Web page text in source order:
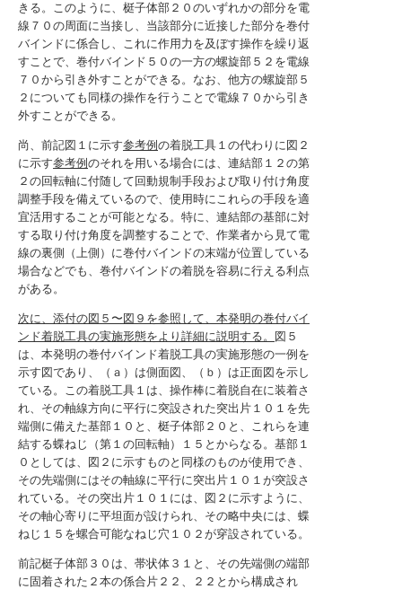
きる。このように、梃子体部２０のいずれかの部分を電
線７０の周面に当接し、当該部分に近接した部分を巻付
バインドに係合し、これに作用力を及ぼす操作を繰り返
すことで、巻付バインド５０の一方の螺旋部５２を電線
７０から引き外すことができる。なお、他方の螺旋部５
２についても同様の操作を行うことで電線７０から引き
外すことができる。
尚、前記図１に示す参考例 の着脱工具１の代わりに図２
に示す参考例 のそれを用いる場合には、連結部１２の第
２の回転軸に付随して回動規制手段および取り付け角度
調整手段を備えているので、使用時にこれらの手段を適
宜活用することが可能となる。特に、連結部の基部に対
する取り付け角度を調整することで、作業者から見て電
線の裏側（上側）に巻付バインドの末端が位置している
場合などでも、巻付バインドの着脱を容易に行える利点
がある。
次に、添付の図５〜図９を参照して、本発明の巻付バイ
ンド着脱工具の実施形態をより詳細に説明する。
図５
は、本発明の巻付バインド着脱工具の実施形態の一例を
示す図であり、（ａ）は側面図、（ｂ）は正面図を示し
ている。この着脱工具１は、操作棒に着脱自在に装着さ
れ、その軸線方向に平行に突設された突出片１０１を先
端側に備えた基部１０と、梃子体部２０と、これらを連
結する蝶ねじ（第１の回転軸）１５とからなる。基部１
０としては、図２に示すものと同様のものが使用でき、
その先端側にはその軸線に平行に突出片１０１が突設さ
れている。その突出片１０１には、図２に示すように、
その軸心寄りに平坦面が設けられ、その略中央には、蝶
ねじ１５を螺合可能なねじ穴１０２が穿設されている。
前記梃子体部３０は、帯状体３１と、その先端側の端部
に固着された２本の係合片２２、２２とから構成され